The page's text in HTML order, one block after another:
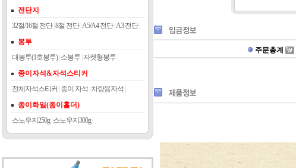
전단지
32절/16절 전단| 8절 전단| A5/A4 전단| A3 전단|
봉투
대봉투(1호봉투)| 소봉투 자켓형봉투
종이자석&자석스티커
전체자석스티커 종이 자석 차량용자석
종이화일(종이홀더)
스노우지250g| 스노우지300g|
주문총계